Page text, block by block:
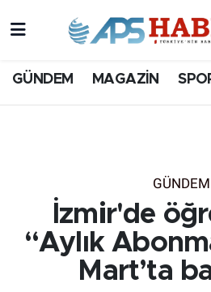
GÜNDEM MAGAZİN
GÜNDEM
İzmir'de
“Aylık
Mart’ta